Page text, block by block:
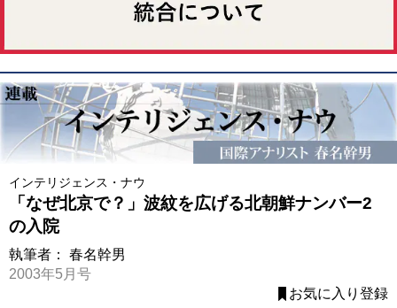
インテリジェンス・ナウ
「なぜ北京で？」波紋を広げる北朝鮮ナンバー2
の入院
執筆者： 春名幹男
2003年5月号
お気に入り登録